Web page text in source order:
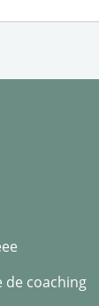
de coaching